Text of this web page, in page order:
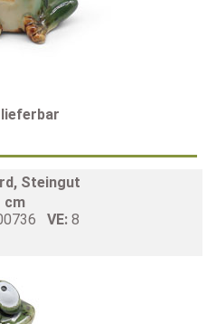
Steingut
cm
VE: 8